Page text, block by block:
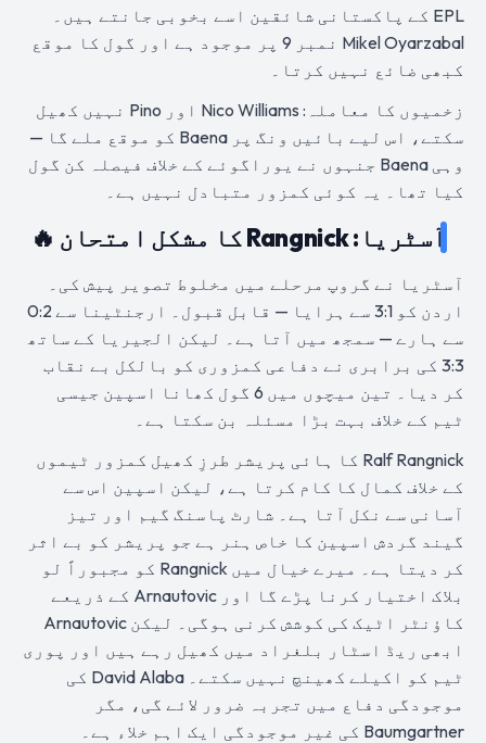
EPL کے پاکستانی شائقین اسے بخوبی جانتے ہیں۔
Mikel Oyarzabal نمبر 9 پر موجود ہے اور گول کا موقع
کبھی ضائع نہیں کرتا۔
زخمیوں کا معاملہ: Nico Williams اور Pino نہیں کھیل
سکتے، اس لیے بائیں ونگ پر Baena کو موقع ملے گا —
وہی Baena جنہوں نے یوراگوئے کے خلاف فیصلہ کن گول
کیا تھا۔ یہ کوئی کمزور متبادل نہیں ہے۔
آسٹریا: Rangnick کا مشکل امتحان 🔥
آسٹریا نے گروپ مرحلے میں مخلوط تصویر پیش کی۔
اردن کو 3:1 سے ہرایا — قابل قبول۔ ارجنٹینا سے 0:2
سے ہارے — سمجھ میں آتا ہے۔ لیکن الجیریا کے ساتھ
3:3 کی برابری نے دفاعی کمزوری کو بالکل بے نقاب
کر دیا۔ تین میچوں میں 6 گول کھانا اسپین جیسی
ٹیم کے خلاف بہت بڑا مسئلہ بن سکتا ہے۔
Ralf Rangnick کا ہائی پریشر طرزِ کھیل کمزور ٹیموں
کے خلاف کمال کا کام کرتا ہے، لیکن اسپین اس سے
آسانی سے نکل آتا ہے۔ شارٹ پاسنگ گیم اور تیز
گیند گردش اسپین کا خاص ہنر ہے جو پریشر کو بے اثر
کر دیتا ہے۔ میرے خیال میں Rangnick کو مجبوراً لو
بلاک اختیار کرنا پڑے گا اور Arnautovic کے ذریعے
کاؤنٹر اٹیک کی کوشش کرنی ہوگی۔ لیکن Arnautovic
ابھی ریڈ اسٹار بلغراد میں کھیل رہے ہیں اور پوری
ٹیم کو اکیلے کھینچ نہیں سکتے۔ David Alaba کی
موجودگی دفاع میں تجربہ ضرور لائے گی، مگر
Baumgartner کی غیر موجودگی ایک اہم خلاء ہے۔